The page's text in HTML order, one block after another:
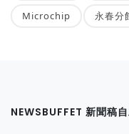
Microchip 永春分
NEWSBUFFET 新聞稿